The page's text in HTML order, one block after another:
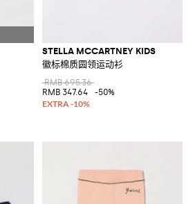
STELLA MCCARTNEY KIDS
徽标棉质圆领运动衫
RMB 695.36
RMB 347.64
-50%